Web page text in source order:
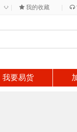
◇ 我的收藏
我要易货